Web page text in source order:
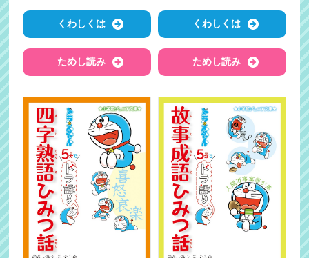
くわしくは
ためし読み
くわしくは
ためし読み